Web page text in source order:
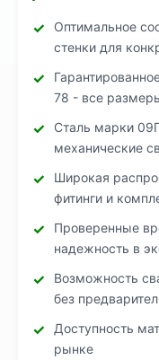
Оптимальное
стенки для
78 - все
Сталь марки
механические
Широкая
фитинги и
Проверенные
надежность в
Возможность
без
Доступность
рынке